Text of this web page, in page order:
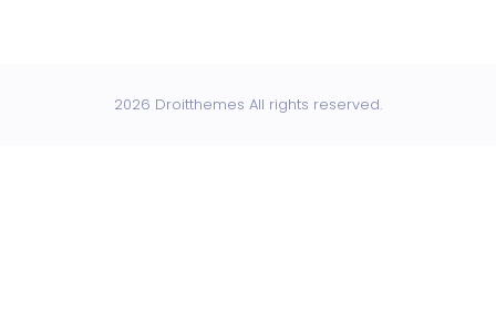
2026 Droitthemes All rights reserved.